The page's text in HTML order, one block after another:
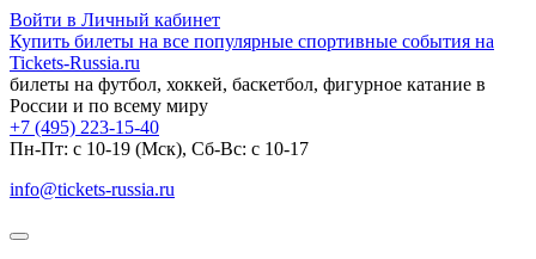
Войти в Личный кабинет
Купить билеты на все популярные спортивные события на
Tickets-Russia.ru
билеты на футбол, хоккей, баскетбол, фигурное катание в
России и по всему миру
+7 (495) 223-15-40
Пн-Пт: c 10-19 (Мск), Сб-Вс: с 10-17
info@tickets-russia.ru